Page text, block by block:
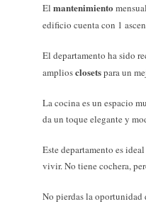
El mantenimiento
edificio cuenta con 1
El departamento ha sido
ampliosclosetspara un
La cocina es un espacio
da un toque elegante y
Este departamento es
vivir. No tiene cochera,
No pierdas la oportunidad